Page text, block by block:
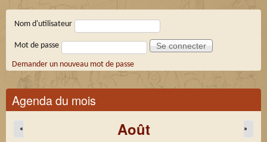
Connexion membre
Nom d'utilisateur
Mot de passe
Demander un nouveau mot de passe
Agenda du mois
Août
« »